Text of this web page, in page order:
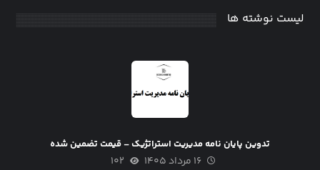
لیست نوشته ها
تدوین پایان نامه مدیریت استراتژیک – قیمت تضمین شده
۱۶ مرداد ۱۴۰۵ ۱۰۲